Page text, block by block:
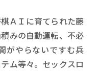
ＡＩに育てられた藤
みの自動運転、不必
がやらないですむ兵
ム等々。セックスロ